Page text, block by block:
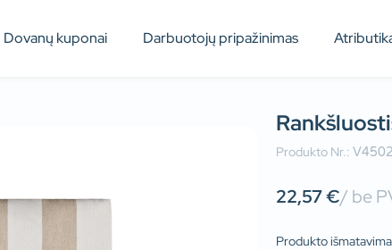
Dovanų kuponai Darbuotojų pripažinimas
Produkto Nr.:
22,57€/ be
Produkto